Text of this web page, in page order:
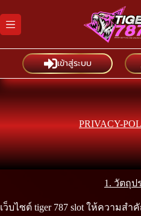
to
content
เข้าสู่ระบบ
PRIVACY-
1. วัตถุป
เว็บไซต์ tiger 787 slot ให้ความ